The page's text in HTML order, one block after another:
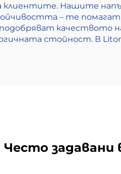
клиентите. Нашите
– те
качеството
стойност. В
Често задавани